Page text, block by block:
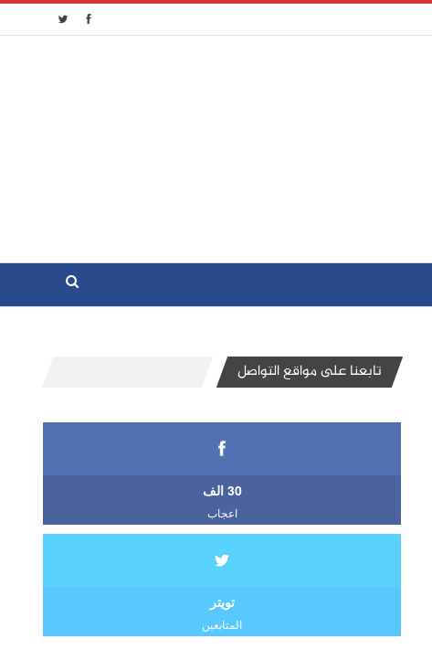
تابعنا على مواقع التواصل
30 الف
اعجاب
تويتر
المتابعين